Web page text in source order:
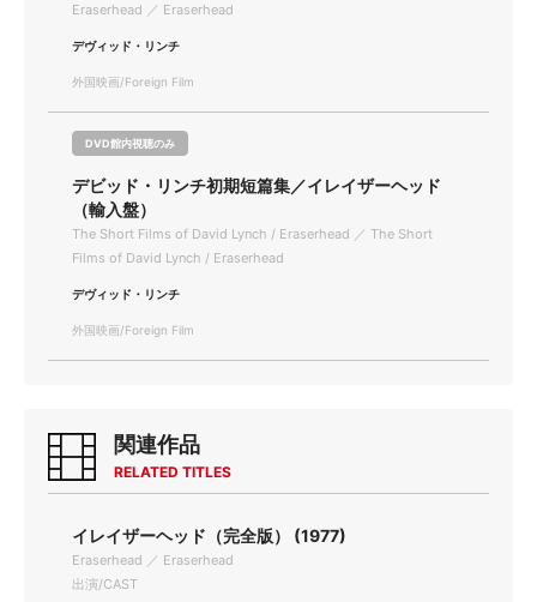
Eraserhead ／ Eraserhead
デヴィッド・リンチ
外国映画/Foreign Film
DVD館内視聴のみ
デビッド・リンチ初期短篇集／イレイザーヘッド
（輸入盤）
The Short Films of David Lynch / Eraserhead ／ The Short
Films of David Lynch / Eraserhead
デヴィッド・リンチ
外国映画/Foreign Film
関連作品
RELATED TITLES
イレイザーヘッド（完全版） (1977)
Eraserhead ／ Eraserhead
出演/CAST